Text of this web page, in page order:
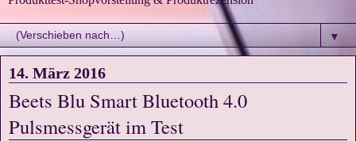
▼
14. März 2016
Beets Blu Smart Bluetooth 4.0
Pulsmessgerät im Test